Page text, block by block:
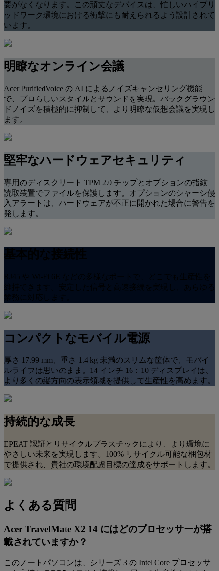
要がなくなります。この頑丈なデバイスは、忙しいハイブリ
ッドワーク環境における衝撃にも耐えられるよう設計されて
います。
明瞭なオンライン会議
Acer PurifiedVoice の AI によるノイズキャンセリング機能
で、プロらしいスタイルとサウンドを実現。バックグラウン
ドノイズを積極的に抑制して、より明瞭な仮想会議を実現し
ます。
堅牢なハードウェアセキュリティ
専用のディスクリート TPM 2.0 チップとオプションの指紋
読取装置でファイルを保護します。オプションのシャーシ侵
入アラートは、ハードウェアが不正に開かれた場合に警告を
発します。
基本的な接続性
RJ45 や Wi-Fi 6E などの多様なポートで、どこでも生産性を
維持できます。安定した信号と高速接続を実現し、あらゆる
業務に対応します。
コンパクトなモバイル電源
厚さ 17.99 mm、重さ 1.4 kg 未満のスリムな筐体で、モバイ
ルライフは思いのまま。14 インチ 16：10 ディスプレイは、
より多くの縦方向の表示領域を提供して生産性を高めます。
持続的な成長
EPEAT 認証とリサイクルプラスチックにより、より環境に
やさしい未来を実現します。100% リサイクル可能な梱包材
で提供され、貴社の環境配慮目標の達成をサポートします。
よくある質問
Acer TravelMate X2 14 にはどのプロセッサーが搭
載されていますか？
このノートパソコンは、シリーズ 3 の Intel Core プロセッサ